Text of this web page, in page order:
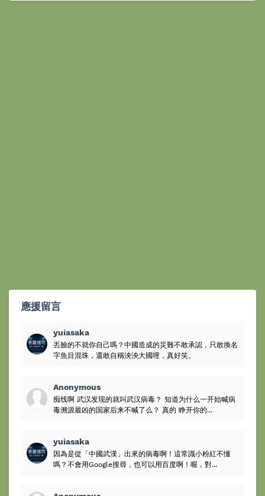
應援留言
yuiasaka
丟臉的不就你自己嗎？中國造成的災難不敢承認，只敢換名
字魚目混珠，還敢自稱泱泱大國哩，真好笑。
Anonymous
痴线啊 武汉发现的就叫武汉病毒？ 知道为什么一开始喊病
毒溯源最凶的国家后来不喊了么？ 真的 睁开你的...
yuiasaka
因為是從「中國武漢」出來的病毒啊！這常識小粉紅不懂
嗎？不會用Google搜尋，也可以用百度啊！喔，對...